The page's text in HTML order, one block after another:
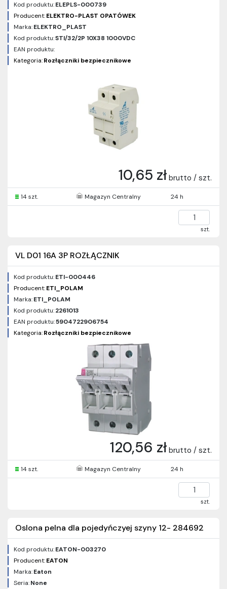
Kod produktu:ELEPLS-000739
Producent:ELEKTRO-PLAST OPATÓWEK
Marka:ELEKTRO_PLAST
Kod produktu:STI/32/2P 10X38 1000VDC
EAN produktu:
Kategoria:Rozłączniki bezpiecznikowe
10,65 zł brutto / szt.
14 szt. Magazyn Centralny 24 h
szt.
VL D01 16A 3P ROZŁĄCZNIK
Kod produktu:ETI-000446
Producent:ETI_POLAM
Marka:ETI_POLAM
Kod produktu:2261013
EAN produktu:5904722906754
Kategoria:Rozłączniki bezpiecznikowe
120,56 zł brutto / szt.
14 szt. Magazyn Centralny 24 h
szt.
Oslona pelna dla pojedyńczyej szyny 12- 284692
Kod produktu:EATON-003270
Producent:EATON
Marka:Eaton
Seria:None